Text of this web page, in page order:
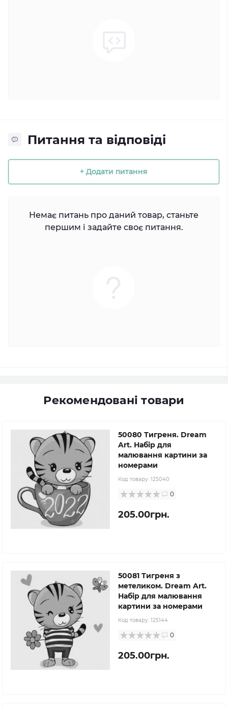
Питання та відповіді
+ Додати питання
Немає питань про даний товар, станьте
першим і задайте своє питання.
Рекомендовані товари
50080 Тигреня. Dream
Art. Набір для
малювання картини за
номерами
Код товару: 125040
0
205.00грн.
50081 Тигреня з
метеликом. Dream Art.
Набір для малювання
картини за номерами
Код товару: 125144
0
205.00грн.